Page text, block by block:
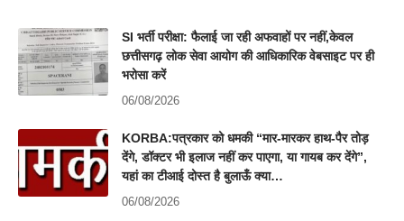
SI भर्ती परीक्षा: फैलाई जा रही अफवाहों पर नहीं,केवल
छत्तीसगढ़ लोक सेवा आयोग की आधिकारिक वेबसाइट पर ही
भरोसा करें
06/08/2026
KORBA:पत्रकार को धमकी “मार-मारकर हाथ-पैर तोड़
देंगे, डॉक्टर भी इलाज नहीं कर पाएगा, या गायब कर देंगे”,
यहां का टीआई दोस्त है बुलाऊँ क्या…
06/08/2026